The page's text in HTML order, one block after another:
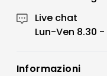
Live chat
Lun-Ven 8.30 -
Informazioni